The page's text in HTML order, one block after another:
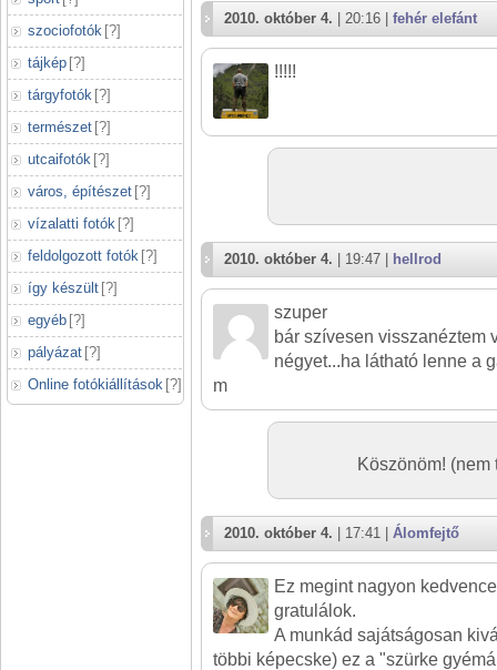
szociofotók [?]
tájkép [?]
tárgyfotók [?]
természet [?]
utcaifotók [?]
város, építészet [?]
vízalatti fotók [?]
feldolgozott fotók [?]
így készült [?]
egyéb [?]
pályázat [?]
Online fotókiállítások [?]
2010. október 4. | 20:16 | fehér elefánt
!!!!!
2010. október 4. | 19:47 | hellrod
szuper
bár szívesen visszanéztem
négyet...ha látható lenne a
m
Köszönöm!
2010. október 4. | 17:41 | Álomfejtő
Ez megint nagyon
gratulálok.
A munkád sajátságosan
többi képecske) ez a "szürke